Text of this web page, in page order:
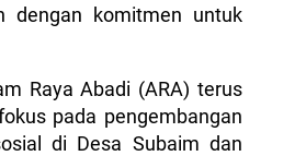
dengan komitmen untuk
Raya Abadi (ARA) terus
pada pengembangan
di Desa Subaim dan